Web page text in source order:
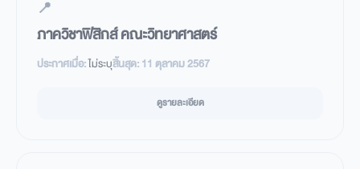
📍
ภาควิชาฟิสิกส์ คณะวิทยาศาสตร์
ประกาศเมื่อ:ไม่ระบุสิ้นสุด:11 ตุลาคม 2567
ดูรายละเอียด